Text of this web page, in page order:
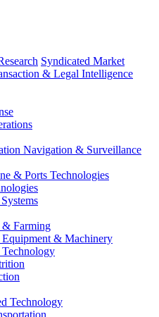
Syndicated Market
& Legal Intelligence
Navigation & Surveillance
& Ports Technologies
Farming
& Machinery
Technology